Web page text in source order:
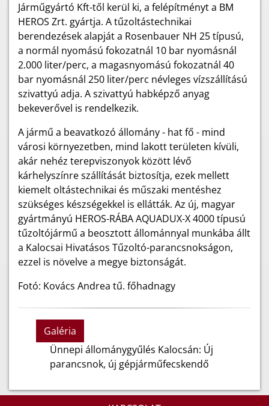
Járműgyártó Kft-től kerül ki, a felépítményt a BM
HEROS Zrt. gyártja. A tűzoltástechnikai
berendezések alapját a Rosenbauer NH 25 típusú,
a normál nyomású fokozatnál 10 bar nyomásnál
2.000 liter/perc, a magasnyomású fokozatnál 40
bar nyomásnál 250 liter/perc névleges vízszállítású
szivattyú adja. A szivattyú habképző anyag
bekeverővel is rendelkezik.
A jármű a beavatkozó állomány - hat fő - mind
városi környezetben, mind lakott területen kívüli,
akár nehéz terepviszonyok között lévő
kárhelyszínre szállítását biztosítja, ezek mellett
kiemelt oltástechnikai és műszaki mentéshez
szükséges készségekkel is ellátták. Az új, magyar
gyártmányú HEROS-RÁBA AQUADUX-X 4000 típusú
tűzoltójármű a beosztott állománnyal munkába állt
a Kalocsai Hivatásos Tűzoltó-parancsnokságon,
ezzel is növelve a megye biztonságát.
Fotó: Kovács Andrea tű. főhadnagy
Galéria
Ünnepi állománygyűlés Kalocsán: Új
parancsnok, új gépjárműfecskendő